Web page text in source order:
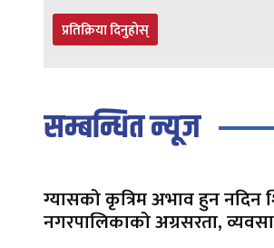
प्रतिक्रिया दिनुहोस्
सम्बन्धित न्यूज
ग्यासको कृत्रिम अभाव हुन नदिन
नगरपालिकाको अग्रसरता,